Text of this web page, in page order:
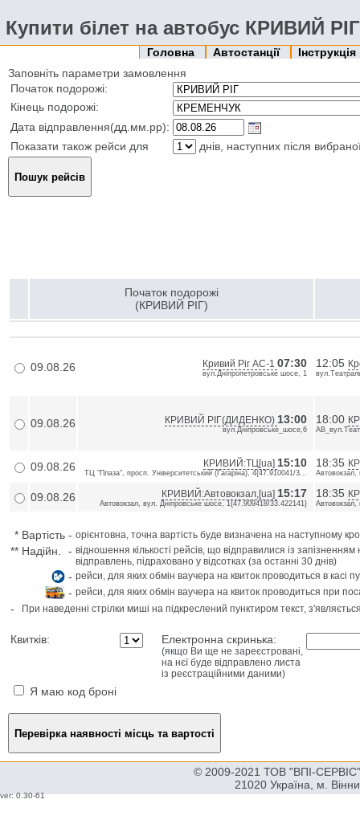
Купити білет на автобус КРИВИЙ
Головна Автостанції
Інструкція
Заповніть параметри замовлення
Початок подорожі:
Кінець подорожі:
Дата відправлення(дд.мм.рр):
Показати також рейси для
днів, наступних після
Початок подорожі
(КРИВИЙ РІГ)
09.08.26 Кривий Ріг АС-1 07:30
вул.Дніпропетровське шосе, 1
12:05
09.08.26 КРИВИЙ РІГ(ДИДЕНКО) 13:00
вул.Дніпровське_шосе,6
18:00
09.08.26 КРИВИЙ:ТЦ[ua] 15:10
ТЦ "Плаза", просп. Університетський (Гагаріна), 4{47.910041/3...
18:35
09.08.26 КРИВИЙ:Автовокзал,[ua] 15:17
Автовокзал, вул. Дніпровське шосе, 1{47.909418/33.422141}
18:35
* Вартість - орієнтовна, точна вартість буде визначена на наступному
** Надійн. - відношення кількості рейсів, що відправилися із
відправлень, підраховано у відсотках (за останні 30 днів)
- рейси, для яких обмін ваучера на квиток проводиться в касі
- рейси, для яких обмін ваучера на квиток проводиться при
- При наведенні стрілки миші на підкреслений пунктиром текст,
Квитків: Електронна скринька:
(якщо Ви ще не зареєстровані,
на нєї буде відправлено листа
із реєстраційними даними)
Я маю код броні
© 2009-2021 ТОВ "ВПІ-
21020 Україна, м.
ver: 0.30-61